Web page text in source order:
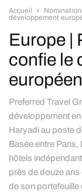
Accueil
développement
Europe |
confie le
Preferred Travel
développement
Haryadi au poste
Basée entre
hôtels
près de douze
de son portefeuille